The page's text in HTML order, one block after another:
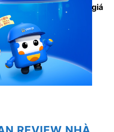
hãng xe và đặt vé với giá
tạiVeXeRe
từ Hà Nội
từ Đà Nẵng